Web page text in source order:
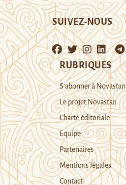
SUIVEZ-NOUS
RUBRIQUES
S’abonner à Novastan
Le projet Novastan
Charte éditoriale
Equipe
Partenaires
Mentions légales
Contact